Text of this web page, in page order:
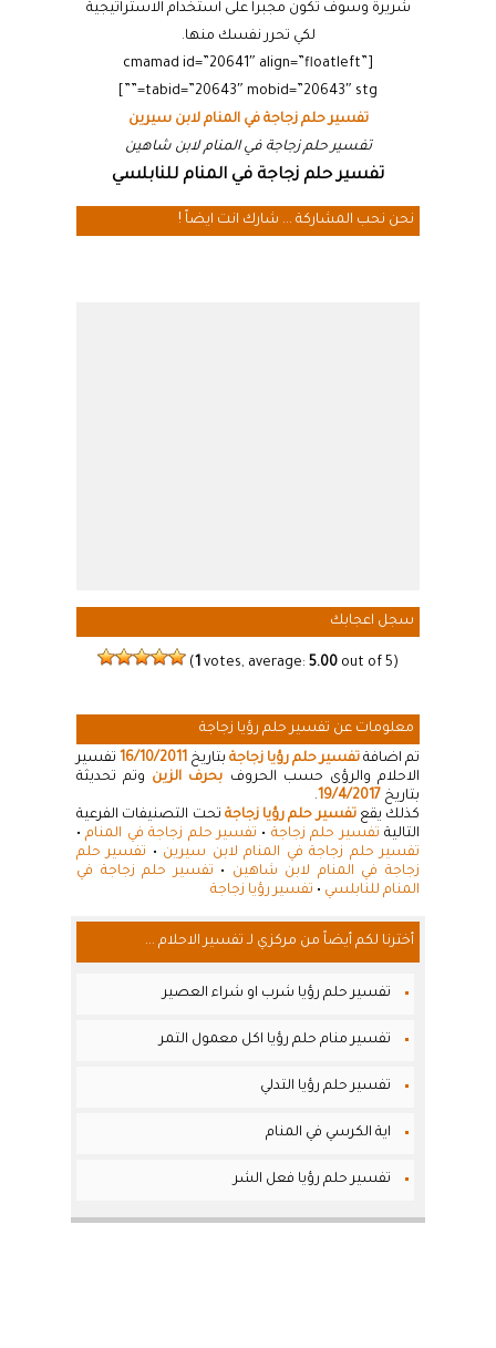
شريرة وسوف تكون مجبراً على استخدام الاستراتيجية
لكي تحرر نفسك منها.
[cmamad id=”20641″ align=”floatleft”
tabid=”20643″ mobid=”20643″ stg=””]
تفسير حلم زجاجة في المنام لابن سيرين
تفسير حلم زجاجة في المنام لابن شاهين
تفسير حلم زجاجة في المنام للنابلسي
نحن نحب المشاركة ... شارك انت ايضاً !
سجل اعجابك
( 1 votes, average: 5.00 out of 5)
معلومات عن تفسير حلم رؤيا زجاجة
تم اضافة تفسير حلم رؤيا زجاجة بتاريخ 16/10/2011 تفسير
الاحلام والرؤى حسب الحروف بحرف الزين وتم تحديثة
بتاريخ 19/4/2017
.
كذلك يقعتفسير حلم رؤيا زجاجة تحت التصنيفات الفرعية
التالية تفسير حلم زجاجة • تفسير حلم زجاجة في المنام•
تفسير حلم زجاجة في المنام لابن سيرين • تفسير حلم
زجاجة في المنام لابن شاهين • تفسير حلم زجاجة في
المنام للنابلسي • تفسير رؤيا زجاجة
أخترنا لكم أيضاً من مركزي لـ تفسير الاحلام ...
تفسير حلم رؤيا شرب او شراء العصير
تفسير منام حلم رؤيا اكل معمول التمر
تفسير حلم رؤيا التدلي
اية الكرسي في المنام
تفسير حلم رؤيا فعل الشر